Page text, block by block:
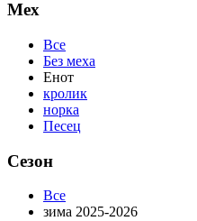
Мех
Все
Без меха
Енот
кролик
норка
Песец
Сезон
Все
зима 2025-2026